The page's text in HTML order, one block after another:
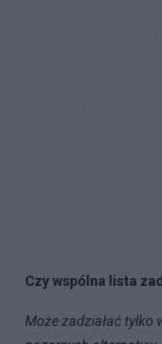
Czy wspólna lista
Może zadziałać tylko